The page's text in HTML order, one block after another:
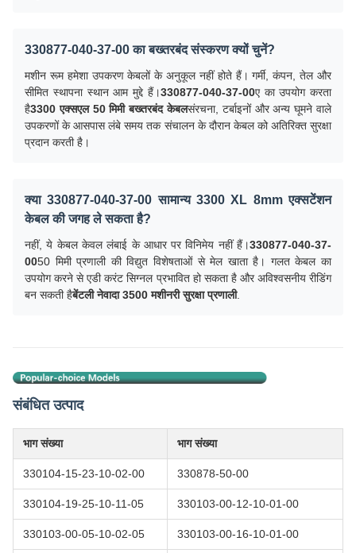
330877-040-37-00 का बख्तरबंद संस्करण क्यों चुनें?
मशीन रूम हमेशा उपकरण केबलों के अनुकूल नहीं होते हैं। गर्मी, कंपन, तेल और
सीमित स्थापना स्थान आम मुद्दे हैं।330877-040-37-00ए का उपयोग करता
है3300 एक्सएल 50 मिमी बख्तरबंद केबलसंरचना, टर्बाइनों और अन्य घूमने वाले
उपकरणों के आसपास लंबे समय तक संचालन के दौरान केबल को अतिरिक्त सुरक्षा
प्रदान करती है।
क्या 330877-040-37-00 सामान्य 3300 XL 8mm एक्सटेंशन
केबल की जगह ले सकता है?
नहीं, ये केबल केवल लंबाई के आधार पर विनिमेय नहीं हैं।330877-040-37-
0050 मिमी प्रणाली की विद्युत विशेषताओं से मेल खाता है। गलत केबल का
उपयोग करने से एडी करंट सिग्नल प्रभावित हो सकता है और अविश्वसनीय रीडिंग
बन सकती हैबेंटली नेवादा 3500 मशीनरी सुरक्षा प्रणाली.
संबंधित उत्पाद
भाग संख्या भाग संख्या
330104-15-23-10-02-00 330878-50-00
330104-19-25-10-11-05 330103-00-12-10-01-00
330103-00-05-10-02-05 330103-00-16-10-01-00